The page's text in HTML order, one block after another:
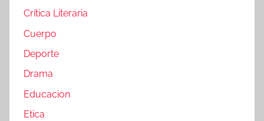
Crítica Literaria
Cuerpo
Deporte
Drama
Educacion
Etica